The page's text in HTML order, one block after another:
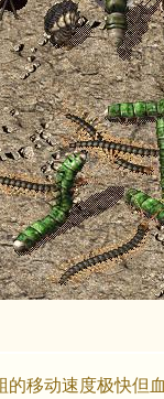
的移动速度极快